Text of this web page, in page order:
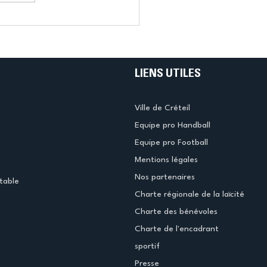
LIENS UTILES
Ville de Créteil
Equipe pro Handball
Equipe pro Football
Mentions légales
Nos partenaires
Charte régionale de la laïcité
Charte des bénévoles
Charte de l'encadrant
sportif
Presse